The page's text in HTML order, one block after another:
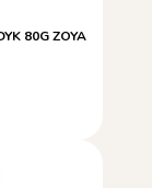
80G ZOYA